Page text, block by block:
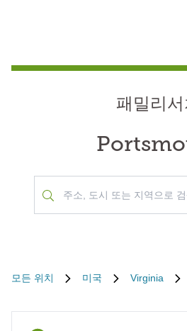
패밀리서
모든 위치 미국 Virginia